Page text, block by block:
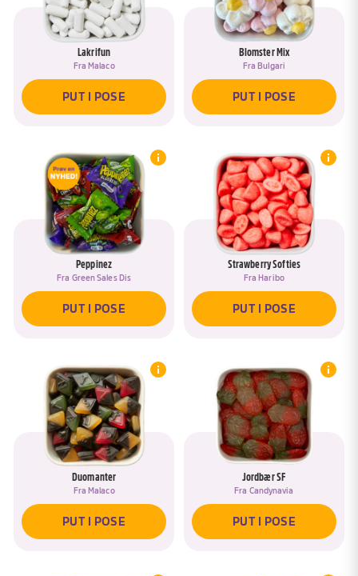
Lakrifun
Fra Malaco
PUT I POSE
Blomster Mix
Fra Bulgari
PUT I POSE
Peppinez
Fra Green Sales Dis
PUT I POSE
Strawberry Softies
Fra Haribo
PUT I POSE
Duomanter
Fra Malaco
PUT I POSE
Jordbær SF
Fra Candynavia
PUT I POSE